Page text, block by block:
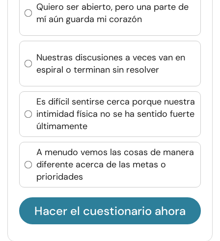
Quiero ser abierto, pero una parte de
mí aún guarda mi corazón
Nuestras discusiones a veces van en
espiral o terminan sin resolver
Es difícil sentirse cerca porque nuestra
intimidad física no se ha sentido fuerte
últimamente
A menudo vemos las cosas de manera
diferente acerca de las metas o
prioridades
Hacer el cuestionario ahora